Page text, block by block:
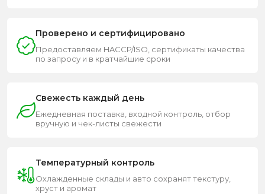
Проверено и сертифицировано
Предоставляем HACCP/ISO, сертификаты качества
по запросу и в кратчайшие сроки
Свежесть каждый день
Ежедневная поставка, входной контроль, отбор
вручную и чек-листы свежести
Температурный контроль
Охлажденные склады и авто сохранят текстуру,
хруст и аромат